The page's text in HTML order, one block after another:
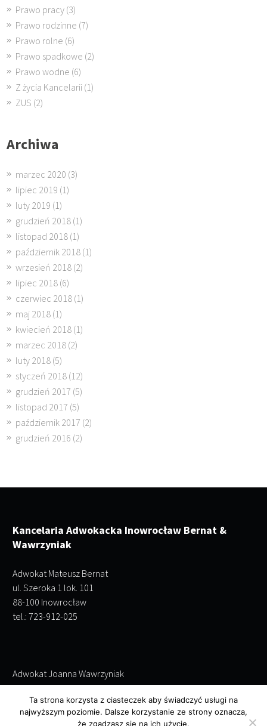
Prawo pracy (3)
Prawo rodzinne (7)
Prawo rolne (6)
Prawo spadkowe (2)
Prawo wodne (6)
Z życia Kancelarii (1)
ZUS (2)
Archiwa
marzec 2020 (3)
lipiec 2019 (1)
luty 2019 (1)
grudzień 2018 (1)
listopad 2018 (1)
październik 2018 (1)
wrzesień 2018 (2)
lipiec 2018 (6)
czerwiec 2018 (1)
maj 2018 (1)
kwiecień 2018 (1)
marzec 2018 (2)
luty 2018 (5)
styczeń 2018 (12)
grudzień 2017 (5)
listopad 2017 (5)
październik 2017 (2)
grudzień 2016 (2)
Kancelaria Adwokacka Inowrocław Bernat &
Wawrzyniak
Adwokat Mateusz Bernat
ul. Szeroka 1 lok. 101
88-100 Inowrocław
tel.: 723-912-025
Adwokat Joanna Wawrzyniak
ul. Szeroka 1 lok. 101
88-100 Inowrocław
tel.: 695-243-952
Ta strona korzysta z ciasteczek aby świadczyć usługi na
najwyższym poziomie. Dalsze korzystanie ze strony oznacza,
że zgadzasz się na ich użycie.